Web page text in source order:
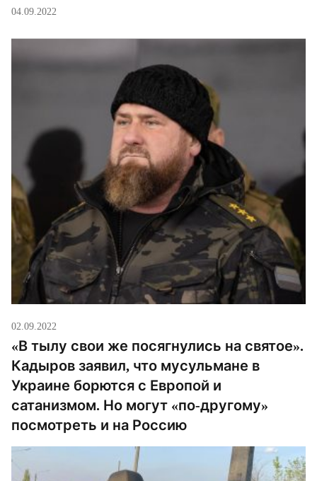
сборника изречений пророка Мухаммада – «Сахих
Сахих аль-Бухари? Вторую по значимости книгу в
Исламе после Священного Корана вам запретили
иметь в своих библиотеках […]
04.09.2022
02.09.2022
«В тылу свои же посягнулись на святое».
Кадыров заявил, что мусульмане в
Украине борются с Европой и
сатанизмом. Но могут «по-другому»
посмотреть и на Россию